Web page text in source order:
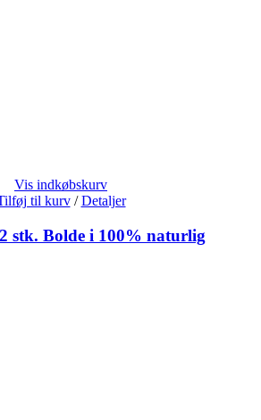
Vis indkøbskurv
til kurv / Detaljer
stk. Bolde i 100% naturlig